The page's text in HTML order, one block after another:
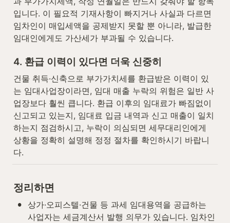
입니다. 이 필요적 기재사항이 빠지거나 사실과 다르면
임차인이 매입세액을 공제받지 못할 뿐 아니라, 발급한
임대인에게도 가산세가 부과될 수 있습니다.
4. 환급 이력이 있다면 더욱 신중히
건물 취득·신축으로 부가가치세를 환급받은 이력이 있
는 임대사업장이라면, 임대 매출 누락의 위험은 일반 사
업장보다 훨씬 큽니다. 환급 이후의 임대료가 빠짐없이
신고되고 있는지, 임대료 입금 내역과 신고 매출이 일치
하는지 점검하시고, 누락이 의심되면 세무대리인에게
상황을 정확히 설명해 정정 절차를 확인하시기 바랍니
다.
정리하면
•
상가·오피스텔·건물 등 과세 임대용역을 공급하는
사업자는 세금계산서 발행 의무가 있습니다. 임차인